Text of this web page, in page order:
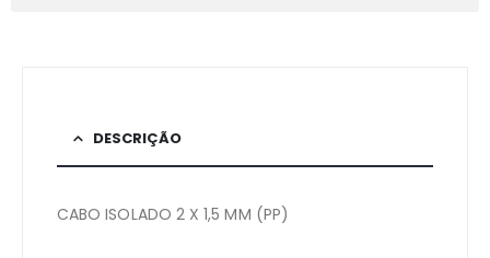
DESCRIÇÃO
CABO ISOLADO 2 X 1,5 MM (PP)